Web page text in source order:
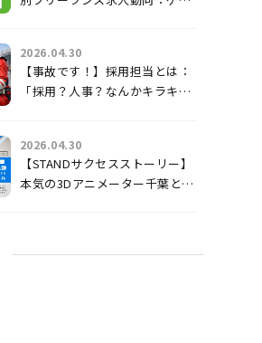
2026.04.30
【事故です！】採用担当とは：
「採用？人事？なんかキラキラ
2026.04.30
【STANDサクセスストーリー】
本気の3Dアニメーター千葉と、